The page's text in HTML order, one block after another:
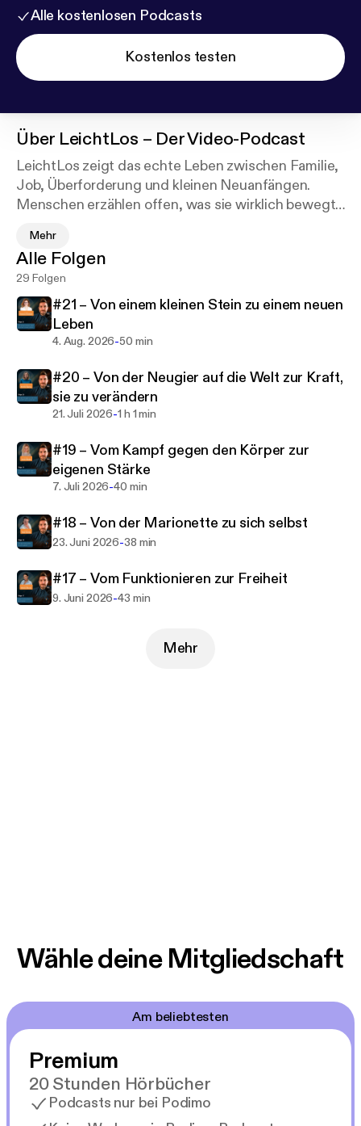
Alle kostenlosen Podcasts
Kostenlos testen
Über LeichtLos – Der Video-Podcast
LeichtLos zeigt das echte Leben zwischen Familie,
Job, Überforderung und kleinen Neuanfängen.
Menschen erzählen offen, was sie wirklich bewegt
Eine Stunde ehrliches Gespräch über Mut, Zweifel,
Gesundheit, Energie und diese Momente, in denen
man anders abbiegt als geplant.
Danach kommt das LeichtLos Echo: meine kurze,
klare Reflexion auf das, was hängen bleibt.
Jeden Dienstag neu – im Wechsel aus
Gesprächsfolge und Echo.
Mehr
Alle Folgen
29 Folgen
#21 – Von einem kleinen Stein zu einem neuen
Leben
4. Aug. 2026-50 min
#20 – Von der Neugier auf die Welt zur Kraft,
sie zu verändern
21. Juli 2026-1 h 1 min
#19 – Vom Kampf gegen den Körper zur
eigenen Stärke
7. Juli 2026-40 min
#18 – Von der Marionette zu sich selbst
23. Juni 2026-38 min
#17 – Vom Funktionieren zur Freiheit
9. Juni 2026-43 min
Mehr
Wähle deine Mitgliedschaft
Am beliebtesten
Premium
20 Stunden Hörbücher
Podcasts nur bei Podimo